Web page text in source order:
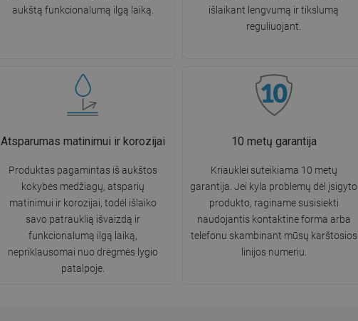
aukštą funkcionalumą ilgą laiką.
išlaikant lengvumą ir tikslumą
reguliuojant.
Atsparumas matinimui ir korozijai
Produktas pagamintas iš aukštos
kokybės medžiagų, atsparių
matinimui ir korozijai, todėl išlaiko
savo patrauklią išvaizdą ir
funkcionalumą ilgą laiką,
nepriklausomai nuo drėgmės lygio
patalpoje.
10 metų garantija
Kriauklei suteikiama 10 metų
garantija. Jei kyla problemų dėl įsigyto
produkto, raginame susisiekti
naudojantis kontaktine forma arba
telefonu skambinant mūsų karštosios
linijos numeriu.